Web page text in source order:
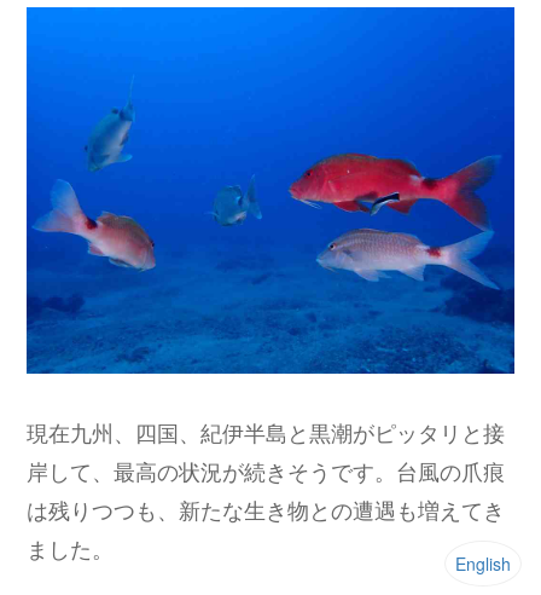
現在九州、四国、紀伊半島と黒潮がピッタリと接
岸して、最高の状況が続きそうです。台風の爪痕
は残りつつも、新たな生き物との遭遇も増えてき
ました。
English